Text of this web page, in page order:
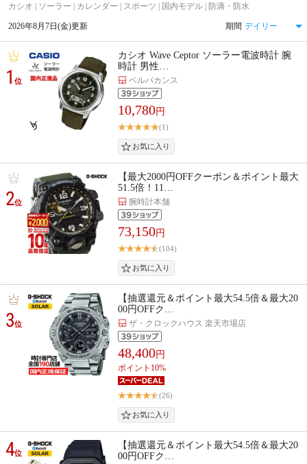
カシオ | ソーラー | カレンダー | スポーツ | 国内モデル | 防滴・防水
2026年8月7日(金)更新 期間
1位
カシオ Wave Ceptor ソーラー電波時計 腕
時計 男性…
ベルバカンス
10,780円
(1)
2位
【最大2000円OFFクーポン＆ポイント最大
51.5倍！11…
腕時計本舗
73,150円
(104)
3位
【抽選還元＆ポイント最大54.5倍＆最大20
00円OFFク…
ザ・クロックハウス 楽天市場店
48,400円
ポイント10%
(26)
4位
【抽選還元＆ポイント最大54.5倍＆最大20
00円OFFク…